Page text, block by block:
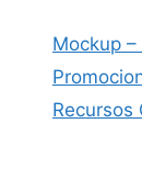
Mockup
Recursos